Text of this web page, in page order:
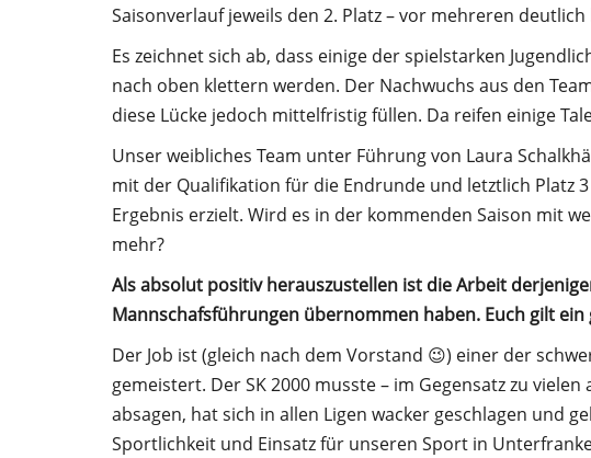
Saisonverlauf jeweils den 2. Platz – vor mehreren
Es zeichnet sich ab, dass einige der spielstarken
nach oben klettern werden. Der Nachwuchs aus den
diese Lücke jedoch mittelfristig füllen. Da reifen einige
Unser weibliches Team unter Führung von Laura
mit der Qualifikation für die Endrunde und letztlich Platz
Ergebnis erzielt. Wird es in der kommenden Saison mit
mehr?
Als absolut positiv herauszustellen ist die Arbeit
Mannschafsführungen übernommen haben. Euch gilt ein
Der Job ist (gleich nach dem Vorstand 😉) einer der
gemeistert. Der SK 2000 musste – im Gegensatz zu
absagen, hat sich in allen Ligen wacker geschlagen und
Sportlichkeit und Einsatz für unseren Sport in